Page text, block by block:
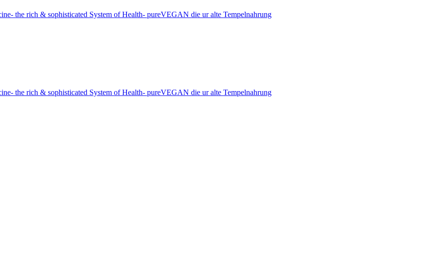
the rich & sophisticated System of Health- pureVEGAN die ur alte Tempelnahrung
the rich & sophisticated System of Health- pureVEGAN die ur alte Tempelnahrung